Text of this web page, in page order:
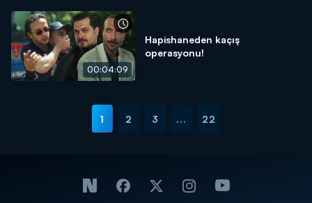
00:04:09
Hapishaneden kaçış
operasyonu!
1 2 3 ... 22